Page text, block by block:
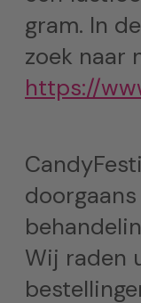
gram. In
zoek naar
https://
doorgaans
Wij raden